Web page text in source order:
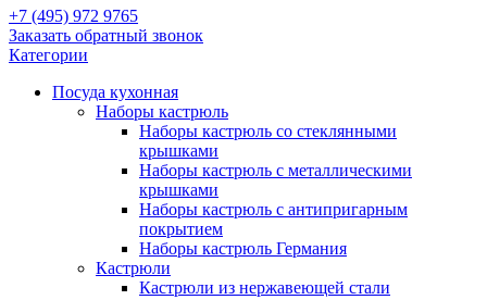
+7 (495) 972 9765
Заказать обратный звонок
Категории
Посуда кухонная
Наборы кастрюль
Наборы кастрюль со стеклянными
крышками
Наборы кастрюль с металлическими
крышками
Наборы кастрюль с антипригарным
покрытием
Наборы кастрюль Германия
Кастрюли
Кастрюли из нержавеющей стали